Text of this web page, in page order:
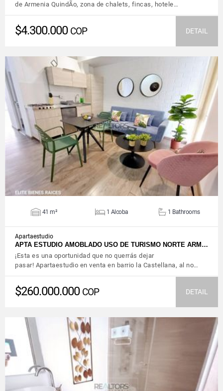
de Armenia QuindÃ­o, zona de chalets, fincas, hotele…
$4.300.000 COP DETAIL
VIEW DETAILS
41 m² 1 Alcoba 1 Bathrooms
Apartaestudio
APTA ESTUDIO AMOBLADO USO DE TURISMO NORTE ARM…
¡Esta es una oportunidad que no querrás dejar
pasar! Apartaestudio en venta en barrio la Castellana, al no…
$260.000.000 COP DETAIL
VIEW DETAILS